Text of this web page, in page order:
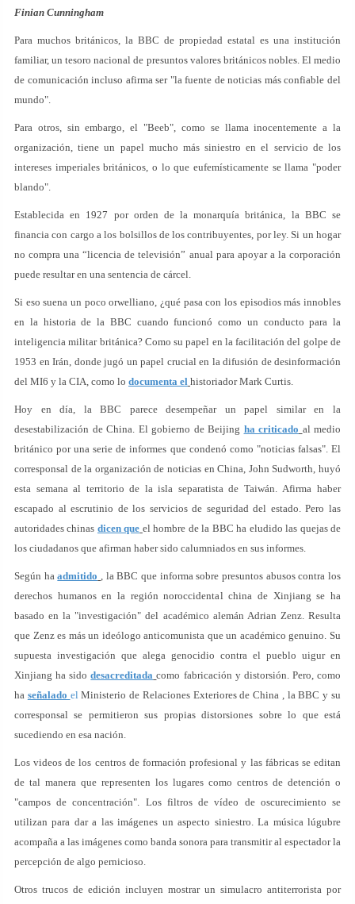
Finian Cunningham
Para muchos británicos, la BBC de propiedad estatal es una institución
familiar, un tesoro nacional de presuntos valores británicos nobles. El medio
de comunicación incluso afirma ser "la fuente de noticias más confiable del
mundo".
Para otros, sin embargo, el "Beeb", como se llama inocentemente a la
organización, tiene un papel mucho más siniestro en el servicio de los
intereses imperiales británicos, o lo que eufemísticamente se llama "poder
blando".
Establecida en 1927 por orden de la monarquía británica, la BBC se
financia con cargo a los bolsillos de los contribuyentes, por ley. Si un hogar
no compra una “licencia de televisión” anual para apoyar a la corporación
puede resultar en una sentencia de cárcel.
Si eso suena un poco orwelliano, ¿qué pasa con los episodios más innobles
en la historia de la BBC cuando funcionó como un conducto para la
inteligencia militar británica? Como su papel en la facilitación del golpe de
1953 en Irán, donde jugó un papel crucial en la difusión de desinformación
del MI6 y la CIA, como lo documenta el historiador Mark Curtis.
Hoy en día, la BBC parece desempeñar un papel similar en la
desestabilización de China. El gobierno de Beijing ha criticado al medio
británico por una serie de informes que condenó como "noticias falsas". El
corresponsal de la organización de noticias en China, John Sudworth, huyó
esta semana al territorio de la isla separatista de Taiwán. Afirma haber
escapado al escrutinio de los servicios de seguridad del estado. Pero las
autoridades chinas dicen que el hombre de la BBC ha eludido las quejas de
los ciudadanos que afirman haber sido calumniados en sus informes.
Según haadmitido , la BBC que informa sobre presuntos abusos contra los
derechos humanos en la región noroccidental china de Xinjiang se ha
basado en la "investigación" del académico alemán Adrian Zenz. Resulta
que Zenz es más un ideólogo anticomunista que un académico genuino. Su
supuesta investigación que alega genocidio contra el pueblo uigur en
Xinjiang ha sidodesacreditada como fabricación y distorsión. Pero, como
ha señalado elMinisterio de Relaciones Exteriores de China , la BBC y su
corresponsal se permitieron sus propias distorsiones sobre lo que está
sucediendo en esa nación.
Los videos de los centros de formación profesional y las fábricas se editan
de tal manera que representen los lugares como centros de detención o
"campos de concentración". Los filtros de vídeo de oscurecimiento se
utilizan para dar a las imágenes un aspecto siniestro. La música lúgubre
acompaña a las imágenes como banda sonora para transmitir al espectador la
percepción de algo pernicioso.
Otros trucos de edición incluyen mostrar un simulacro antiterrorista por